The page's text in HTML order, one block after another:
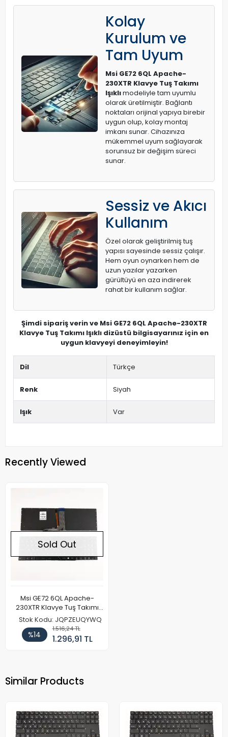
Kolay
Kurulum ve
Tam Uyum
Msi GE72 6QL Apache-
230XTR Klavye Tuş Takımı
Işıklımodeliyle tam uyumlu
olarak üretilmiştir. Bağlantı
noktaları orijinal yapıya birebir
uygun olup, kolay montaj
imkanı sunar. Cihazınıza
mükemmel uyum sağlayarak
sorunsuz bir değişim süreci
sunar.
Sessiz ve Akıcı
Kullanım
Özel olarak geliştirilmiş tuş
yapısı sayesinde sessiz çalışır.
Hem oyun oynarken hem de
uzun yazılar yazarken
gürültüyü en aza indirerek
rahat bir kullanım sağlar.
Şimdi sipariş verin ve Msi GE72 6QL Apache-230XTR
Klavye Tuş Takımı Işıklı dizüstü bilgisayarınız için en
uygun klavyeyi deneyimleyin!
Dil Türkçe
Renk Siyah
Işık Var
Recently Viewed
Sold Out
Msi GE72 6QL Apache-
230XTR Klavye Tuş Takımı
Işıklı
Stok Kodu: JQPZEUQYWQ
%14
1.516,24 TL
1.296,91 TL
Similar Products